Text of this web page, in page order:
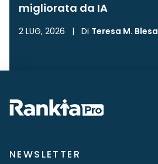
migliorata da IA
2 LUG, 2026 | Di Teresa M. Blesa
NEWSLETTER